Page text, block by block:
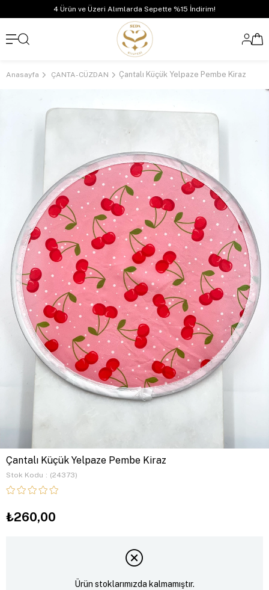
4 Ürün ve Üzeri Alımlarda Sepette %15 İndirim!
Anasayfa ÇANTA-CÜZDAN Çantalı Küçük Yelpaze Pembe Kiraz
Çantalı Küçük Yelpaze Pembe Kiraz
Stok Kodu (24373)
₺260,00
Ürün stoklarımızda kalmamıştır.